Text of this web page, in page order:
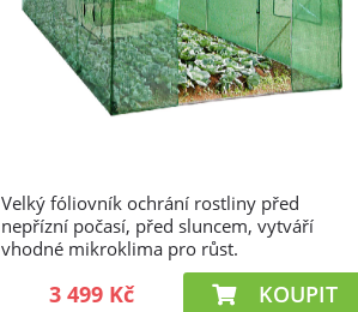
Velký fóliovník ochrání rostliny před
nepřízní počasí, před sluncem, vytváří
vhodné mikroklima pro růst.
3 499 Kč KOUPIT